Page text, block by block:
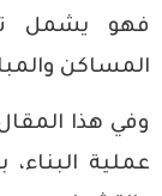
فهو يشمل
المساكن
وفي هذا
عملية